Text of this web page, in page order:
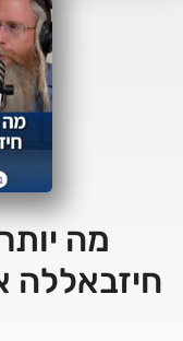
מה
חיזבאללה